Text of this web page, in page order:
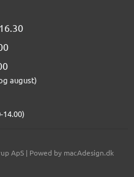
august)
ApS | Powed by macAdesign.dk